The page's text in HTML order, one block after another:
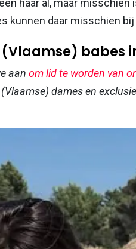
haar al, maar misschien
kunnen daar misschien bij
babes
aan om lid te worden van
dames en